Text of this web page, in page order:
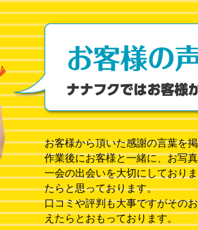
お客様から頂いた感謝の言葉を
作業後にお客様と一緒に、お写
一会の出会いを大切にしており
たらと思っております。
口コミや評判も大事ですがその
えたらとおもっております。